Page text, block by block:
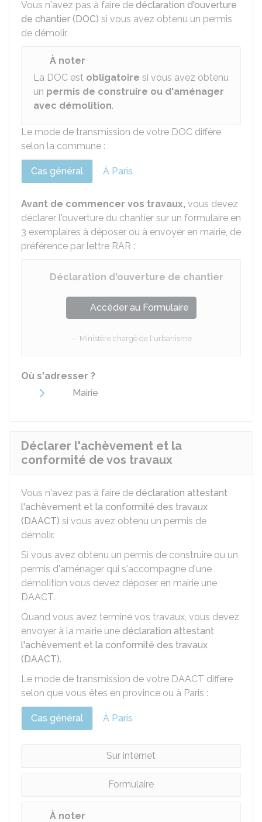
Vous n'avez pas à faire de déclaration d'ouverture
de chantier (DOC) si vous avez obtenu un permis
de démolir.
À noter
La DOC est obligatoire si vous avez obtenu
un permis de construire ou d'aménager
avec démolition.
Le mode de transmission de votre DOC diffère
selon la commune :
Cas général À Paris
Avant de commencer vos travaux, vous devez
déclarer l'ouverture du chantier sur un formulaire en
3 exemplaires à déposer ou à envoyer en mairie, de
préférence par lettre RAR :
Déclaration d'ouverture de chantier
Accéder au Formulaire
Ministère chargé de l'urbanisme
Où s'adresser ?
Mairie
Déclarer l'achèvement et la
conformité de vos travaux
Vous n'avez pas à faire de déclaration attestant
l'achèvement et la conformité des travaux
(DAACT) si vous avez obtenu un permis de
démolir.
Si vous avez obtenu un permis de construire ou un
permis d'aménager qui s'accompagne d'une
démolition vous devez déposer en mairie une
DAACT.
Quand vous avez terminé vos travaux, vous devez
envoyer à la mairie une déclaration attestant
l'achèvement et la conformité des travaux
(DAACT).
Le mode de transmission de votre DAACT diffère
selon que vous êtes en province ou à Paris :
Cas général À Paris
Sur internet
Formulaire
À noter